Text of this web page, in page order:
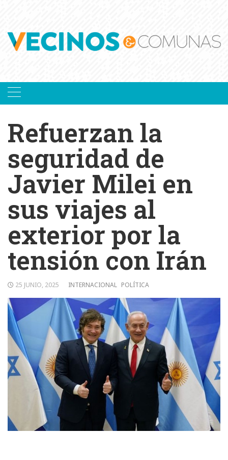
Refuerzan la
seguridad de
Javier Milei en
sus viajes al
exterior por la
tensión con Irán
25 JUNIO, 2025 INTERNACIONAL POLÍTICA